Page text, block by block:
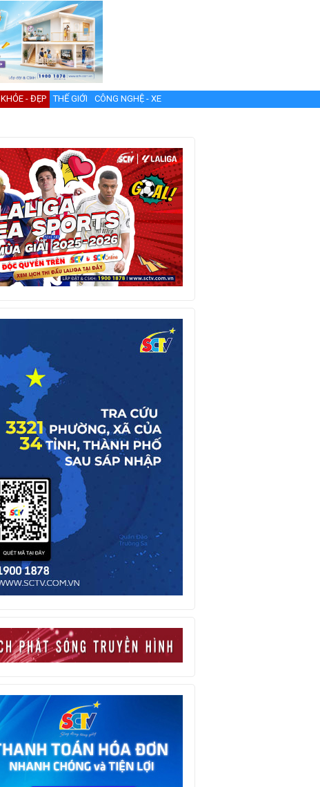
KHỎE - ĐẸP THẾ GIỚI CÔNG NGHỆ - XE